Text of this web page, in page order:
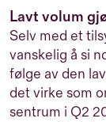
Lavt volum
Selv med et
vanskelig å si
følge av den
det virke som
sentrum i Q2